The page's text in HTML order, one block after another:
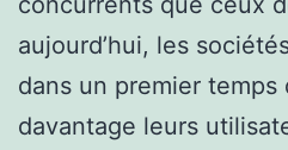
aujourd’hui, les
dans un premier temps
davantage leurs